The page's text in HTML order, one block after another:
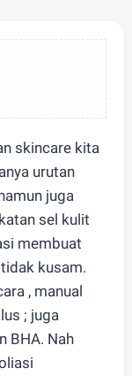
skincare kita
urutan
juga
sel kulit
membuat
kusam.
, manual
; juga
BHA. Nah